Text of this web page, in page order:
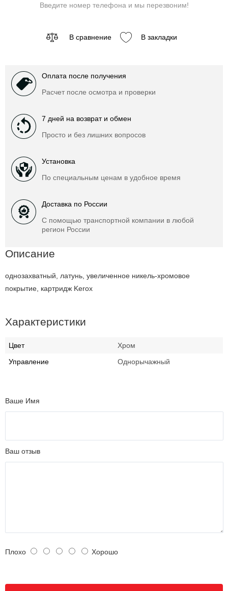
Введите номер телефона и мы перезвоним!
В сравнение В закладки
Оплата после получения
Расчет после осмотра и проверки
7 дней на возврат и обмен
Просто и без лишних вопросов
Установка
По специальным ценам в удобное время
Доставка по России
С помощью транспортной компании в любой
регион России
Описание
однозахватный, латунь, увеличенное никель-хромовое
покрытие, картридж Kerox
Характеристики
Цвет
Хром
Управление
Однорычажный
Ваше Имя
Ваш отзыв
Плохо Хорошо